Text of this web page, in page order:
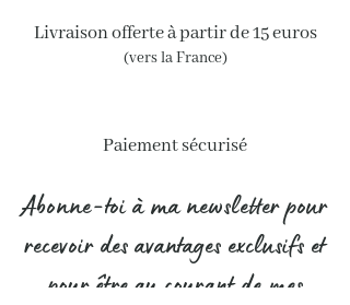
Abonne-toi à ma newsletter pour
recevoir des avantages exclusifs et
pour être au courant de mes
Livraison offerte à partir de 15 euros
(vers la France)
Paiement sécurisé